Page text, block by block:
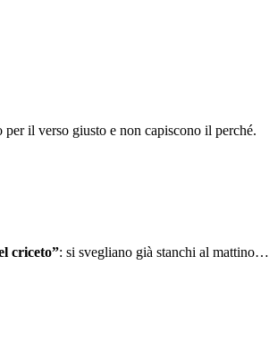
il verso giusto e non capiscono il perché.
criceto”: si svegliano già stanchi al mattino…